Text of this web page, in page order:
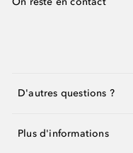
D'autres questions ?
Plus d'informations